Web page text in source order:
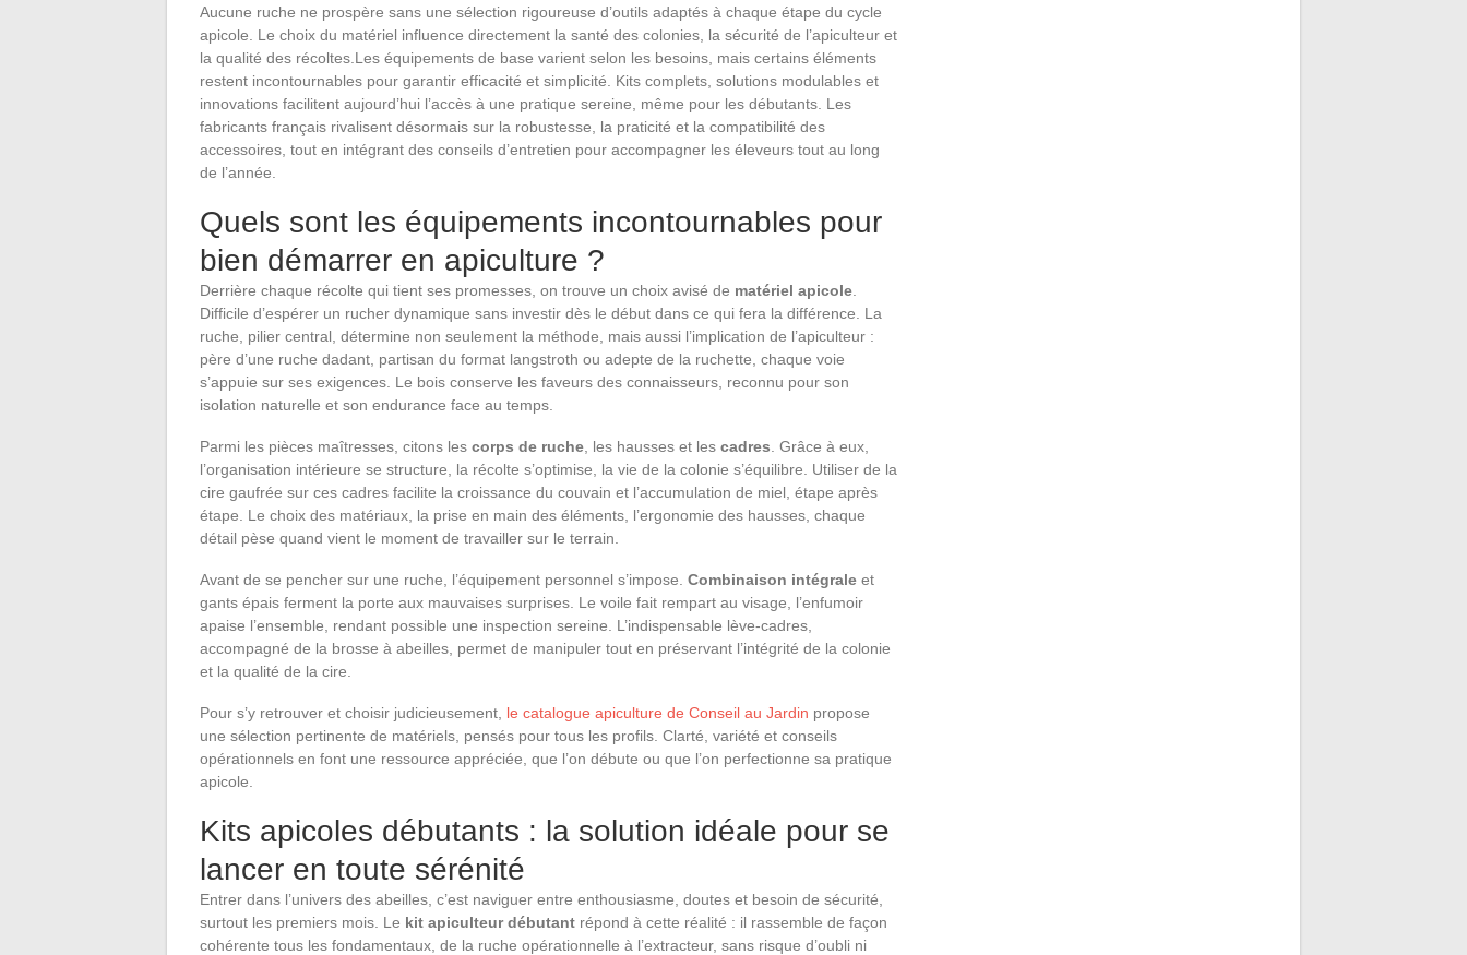
Aucune ruche ne prospère sans une sélection rigoureuse d’outils adaptés à chaque étape du cycle
apicole. Le choix du matériel influence directement la santé des colonies, la sécurité de l’apiculteur et
la qualité des récoltes.Les équipements de base varient selon les besoins, mais certains éléments
restent incontournables pour garantir efficacité et simplicité. Kits complets, solutions modulables et
innovations facilitent aujourd’hui l’accès à une pratique sereine, même pour les débutants. Les
fabricants français rivalisent désormais sur la robustesse, la praticité et la compatibilité des
accessoires, tout en intégrant des conseils d’entretien pour accompagner les éleveurs tout au long
de l’année.
Quels sont les équipements incontournables pour
bien démarrer en apiculture ?
Derrière chaque récolte qui tient ses promesses, on trouve un choix avisé de matériel apicole
Difficile d’espérer un rucher dynamique sans investir dès le début dans ce qui fera la différence. La
ruche, pilier central, détermine non seulement la méthode, mais aussi l’implication de l’apiculteur :
père d’une ruche dadant, partisan du format langstroth ou adepte de la ruchette, chaque voie
s’appuie sur ses exigences. Le bois conserve les faveurs des connaisseurs, reconnu pour son
isolation naturelle et son endurance face au temps.
Parmi les pièces maîtresses, citons les corps de ruche , les hausses et les cadres . Grâce à eux,
l’organisation intérieure se structure, la récolte s’optimise, la vie de la colonie s’équilibre. Utiliser de la
cire gaufrée sur ces cadres facilite la croissance du couvain et l’accumulation de miel, étape après
étape. Le choix des matériaux, la prise en main des éléments, l’ergonomie des hausses, chaque
détail pèse quand vient le moment de travailler sur le terrain.
Avant de se pencher sur une ruche, l’équipement personnel s’impose. Combinaison intégrale et
gants épais ferment la porte aux mauvaises surprises. Le voile fait rempart au visage, l’enfumoir
apaise l’ensemble, rendant possible une inspection sereine. L’indispensable lève-cadres,
accompagné de la brosse à abeilles, permet de manipuler tout en préservant l’intégrité de la colonie
et la qualité de la cire.
Pour s’y retrouver et choisir judicieusement, le catalogue apiculture de Conseil au Jardin propose
une sélection pertinente de matériels, pensés pour tous les profils. Clarté, variété et conseils
opérationnels en font une ressource appréciée, que l’on débute ou que l’on perfectionne sa pratique
apicole.
Kits apicoles débutants : la solution idéale pour se
lancer en toute sérénité
Entrer dans l’univers des abeilles, c’est naviguer entre enthousiasme, doutes et besoin de sécurité,
surtout les premiers mois. Le kit apiculteur débutant répond à cette réalité : il rassemble de façon
cohérente tous les fondamentaux, de la ruche opérationnelle à l’extracteur, sans risque d’oubli ni